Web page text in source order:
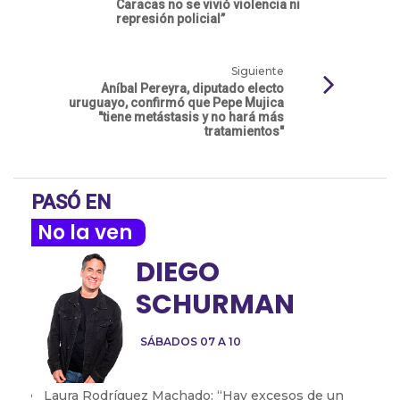
Caracas no se vivió violencia ni
represión policial”
Siguiente
Aníbal Pereyra, diputado electo
uruguayo, confirmó que Pepe Mujica
"tiene metástasis y no hará más
tratamientos"
PASÓ EN
No la ven
SÁBADOS 07 A 10
DIEGO
SCHURMAN
Laura Rodríguez Machado: “Hay excesos de un